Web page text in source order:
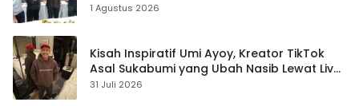
1 Agustus 2026
Kisah Inspiratif Umi Ayoy, Kreator TikTok
Asal Sukabumi yang Ubah Nasib Lewat Live
Streaming
31 Juli 2026